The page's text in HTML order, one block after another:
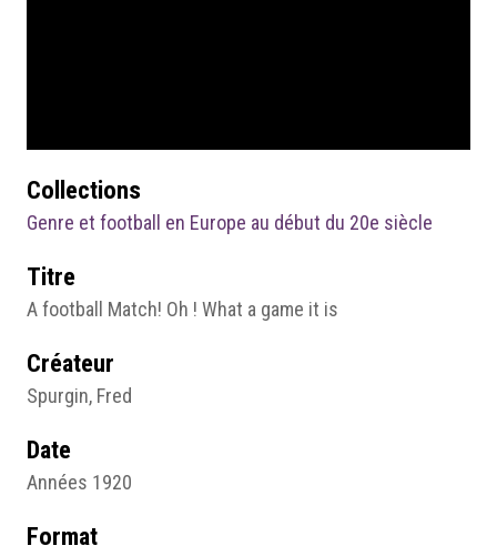
Collections
Genre et football en Europe au début du 20e siècle
Titre
A football Match! Oh ! What a game it is
Créateur
Spurgin, Fred
Date
Années 1920
Format